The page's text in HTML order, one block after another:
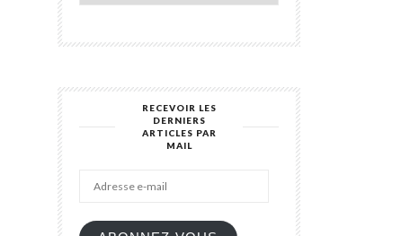
RECEVOIR LES
DERNIERS
ARTICLES PAR
MAIL
Adresse
mail